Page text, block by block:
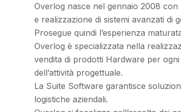
Overlog nasce nel gennaio 2008 con
e realizzazione di sistemi avanzati di
Prosegue quindi l’esperienza
Overlog è specializzata nella
vendita di prodotti Hardware per
dell’attività progettuale.
La Suite Software garantisce
logistiche aziendali.